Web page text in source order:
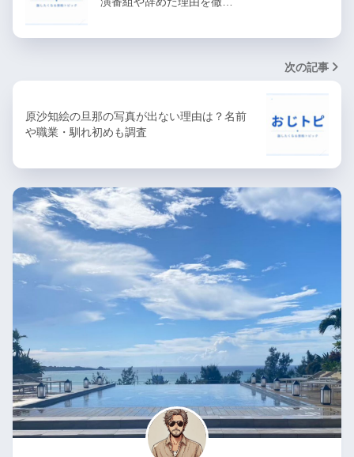
次の記事
原沙知絵の旦那の写真が出ない理由は？名前
や職業・馴れ初めも調査